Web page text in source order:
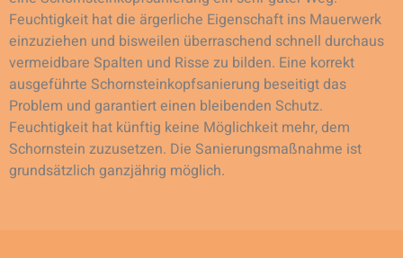
Feuchtigkeit hat die ärgerliche Eigenschaft ins Mauerwerk
einzuziehen und bisweilen überraschend schnell durchaus
vermeidbare Spalten und Risse zu bilden. Eine korrekt
ausgeführte Schornsteinkopfsanierung beseitigt das
Problem und garantiert einen bleibenden Schutz.
Feuchtigkeit hat künftig keine Möglichkeit mehr, dem
Schornstein zuzusetzen. Die Sanierungsmaßnahme ist
grundsätzlich ganzjährig möglich.